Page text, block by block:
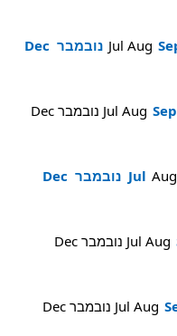
Jul Aug נובמבר Dec
Jul Aug Sep נובמבר Dec
Jul Aug נובמבר Dec
Jul Aug נובמבר Dec
Jul Aug נובמבר Dec